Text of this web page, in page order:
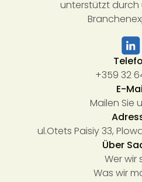
unterstützt durch
+359 32
E-Mail
Mailen Sie
ul.Otets Paisiy 33,
Über
Wer wir
Was wir